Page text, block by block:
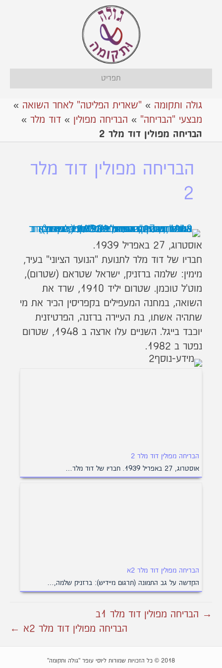
תפריט
גולה ותקומה » "שארית הפליטה" לאחר השואה »
מבצעי "הבריחה" » אהבריחה מפולין » דוד מלר »
הבריחה מפולין דוד מלר 2
הבריחה מפולין דוד מלר
2
אוסטרוג, 27 באפריל 1939.
חבריו של דוד מלר לתנועת "הנוער הציוני" בעיר,
מימין: שלמה ברזניק, ישראל שטראם (שטרום),
מוט'ל טוכמן. שטרום יליד 1910, שרד את
השואה, במחנה המעפילים בקפריסין הכיר את מי
שתהיה אשתו, בת העיירה ברזנה, הפרטיזנית
יוכבד בייגל. השניים עלו ארצה ב 1948, שטרום
נפטר ב 1982.
הבריחה מפולין דוד מלר 2
אוסטרוג, 27 באפריל 1939. חבריו של דוד מלר…
הבריחה מפולין דוד מלר 2א
הקדשה על גב התמונה (תרגום מיידיש): ברזניק שלמה,…
→ הבריחה מפולין דוד מלר 1ב
הבריחה מפולין דוד מלר 2א ←
2018 © כל הזכויות שמורות ליוסי עופר "גולה ותקומה"